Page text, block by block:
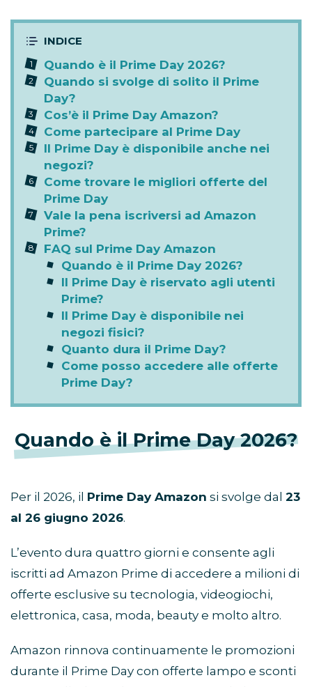
Quando è il Prime Day 2026?
Quando si svolge di solito il Prime
Day?
Cos’è il Prime Day Amazon?
Come partecipare al Prime Day
Il Prime Day è disponibile anche nei
negozi?
Come trovare le migliori offerte del
Prime Day
Vale la pena iscriversi ad Amazon
Prime?
FAQ sul Prime Day Amazon
Quando è il Prime Day 2026?
Il Prime Day è riservato agli utenti
Prime?
Il Prime Day è disponibile nei
negozi fisici?
Quanto dura il Prime Day?
Come posso accedere alle offerte
Prime Day?
Quando è il Prime Day 2026?
Per il 2026, il Prime Day Amazon si svolge dal 23
al 26 giugno 2026.
L’evento dura quattro giorni e consente agli
iscritti ad Amazon Prime di accedere a milioni di
offerte esclusive su tecnologia, videogiochi,
elettronica, casa, moda, beauty e molto altro.
Amazon rinnova continuamente le promozioni
durante il Prime Day con offerte lampo e sconti